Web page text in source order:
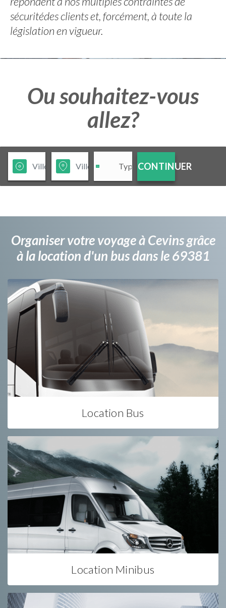
sécuritédes clients et, forcément, à toute la
législation en vigueur.
Ou souhaitez-vous
allez?
CONTINUER
Organiser votre voyage à Cevins grâce
à la location d'un bus dans le 69381
Location Bus
Location Minibus